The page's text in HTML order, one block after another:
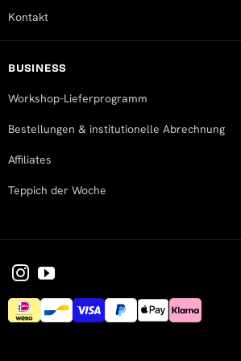
Fri Jan 12 2024 16:07:13 GMT+0000
Kontakt
BUSINESS
Workshop-Lieferprogramm
Bestellungen & institutionelle Abrechnung
Affiliates
Teppich der Woche